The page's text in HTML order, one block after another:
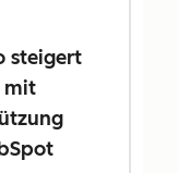
steigert
mit